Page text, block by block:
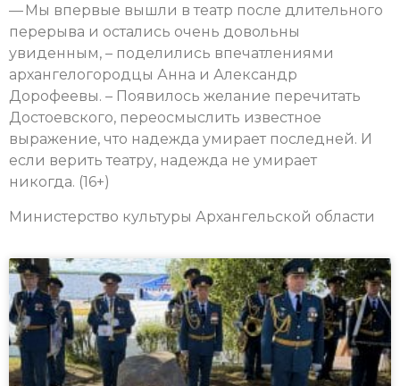
— Мы впервые вышли в театр после длительного
перерыва и остались очень довольны
увиденным, – поделились впечатлениями
архангелогородцы Анна и Александр
Дорофеевы. – Появилось желание перечитать
Достоевского, переосмыслить известное
выражение, что надежда умирает последней. И
если верить театру, надежда не умирает
никогда. (16+)
Министерство культуры Архангельской области